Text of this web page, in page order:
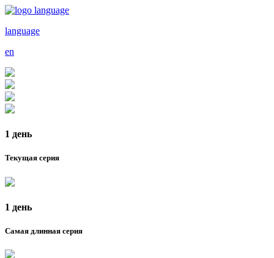
language
en
1 день
Текущая серия
1 день
Самая длинная серия